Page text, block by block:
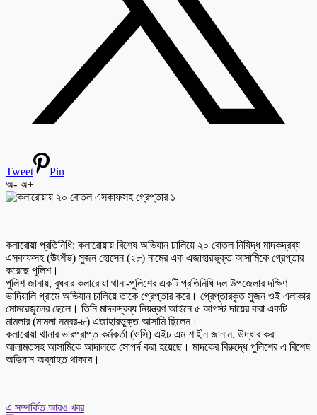
Tweet
Pin
অ- অ+
কলারোয়া প্রতিনিধি: কলারোয়ায় বিশেষ অভিযান চালিয়ে ২০ বোতল নিষিদ্ধ মাদকদ্রব্য
এসকাফসহ (ঊংশঁভ) সুজন হোসেন (২৮) নামের এক এজাহারভুক্ত আসামিকে গ্রেপ্তার
করেছে পুলিশ।
পুলিশ জানায়, বুধবার কলারোয়া থানা-পুলিশের একটি প্রতিনিধি দল উপজেলার দক্ষিণ
ভাদিয়ালি গ্রামে অভিযান চালিয়ে তাকে গ্রেপ্তার করে। গ্রেপ্তারকৃত সুজন ওই এলাকার
মোমরেজুলের ছেলে। তিনি মাদকদ্রব্য নিয়ন্ত্রণ আইনে ৫ আগস্ট দায়ের করা একটি
মামলার (মামলা নম্বর-৮) এজাহারভুক্ত আসামি ছিলেন।
কলারোয়া থানার ভারপ্রাপ্ত কর্মকর্তা (ওসি) এইচ এম শাহীন জানান, উদ্ধার করা
আলামতসহ আসামিকে আদালতে সোপর্দ করা হয়েছে। মাদকের বিরুদ্ধে পুলিশের এ বিশেষ
অভিযান অব্যাহত থাকবে।
এ সম্পর্কিত আরও খবর